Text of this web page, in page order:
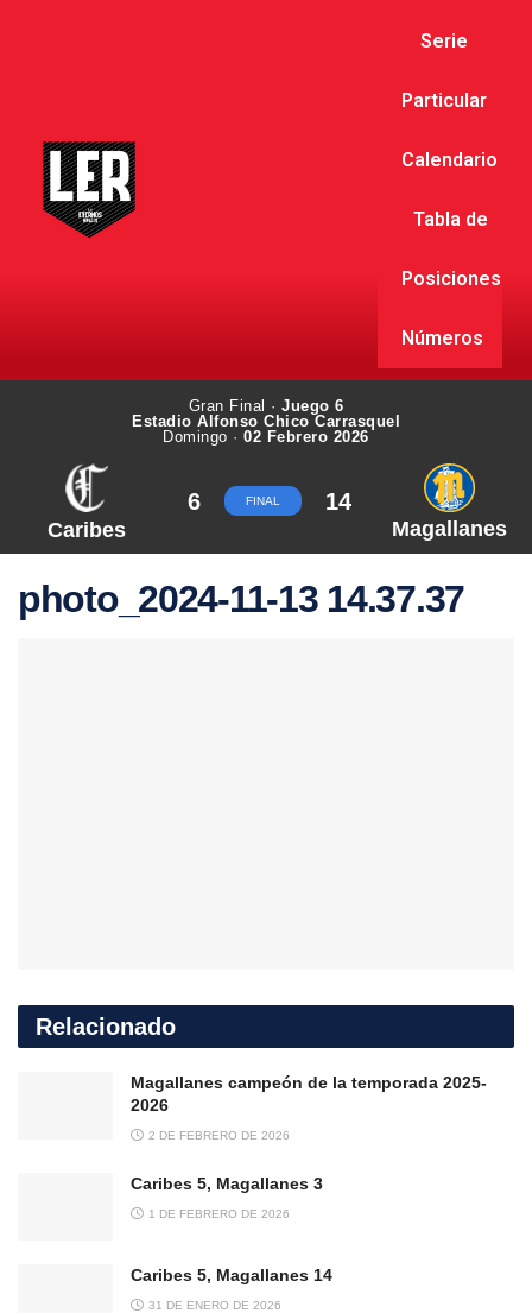
Serie
Particular
Calendario
Tabla de
Posiciones
Números
Gran Final · Juego 6
Estadio Alfonso Chico Carrasquel
Domingo ·02 Febrero 2026
Caribes
6 FINAL 14
Magallanes
photo_2024-11-13 14.37.37
Relacionado
Magallanes campeón de la temporada 2025-
2026
2 DE FEBRERO DE 2026
Caribes 5, Magallanes 3
1 DE FEBRERO DE 2026
Caribes 5, Magallanes 14
31 DE ENERO DE 2026